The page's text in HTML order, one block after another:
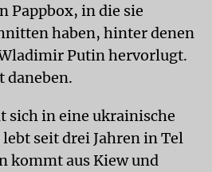
Pappbox, in die sie
haben, hinter denen
Putin hervorlugt.
daneben.
sich in eine ukrainische
seit drei Jahren in Tel
kommt aus Kiew und